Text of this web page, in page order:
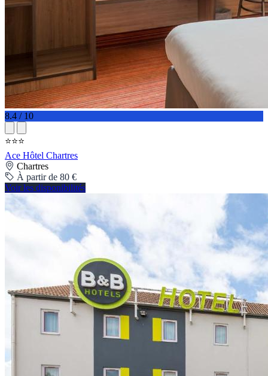
8.4 / 10
⭐⭐⭐
Ace Hôtel Chartres
Chartres
À partir de 80 €
Voir les disponibilités